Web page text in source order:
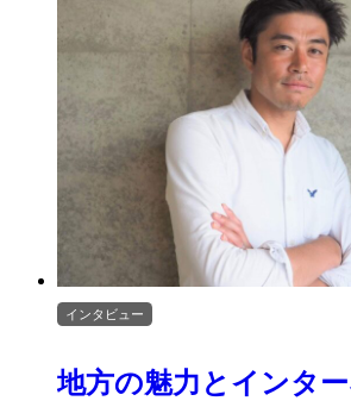
地方の魅力とインタ
インタビュー